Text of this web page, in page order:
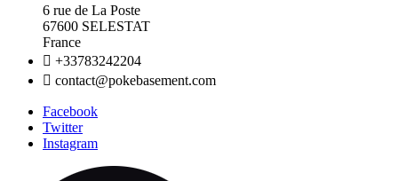
6 rue de La Poste
67600 SELESTAT
France
 +33783242204
 contact@pokebasement.com
Facebook
Twitter
Instagram